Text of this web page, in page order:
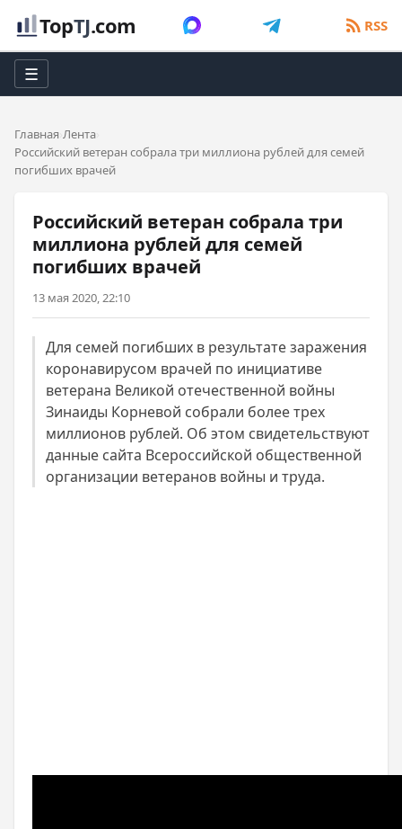
TopTJ.com RSS
☰
Главная Лента
Российский ветеран собрала три миллиона рублей для семей
погибших врачей
Российский ветеран собрала три
миллиона рублей для семей
погибших врачей
13 мая 2020, 22:10
Для семей погибших в результате заражения
коронавирусом врачей по инициативе
ветерана Великой отечественной войны
Зинаиды Корневой собрали более трех
миллионов рублей. Об этом свидетельствуют
данные сайта Всероссийской общественной
организации ветеранов войны и труда.